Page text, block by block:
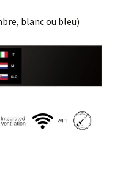
blanc ou bleu)